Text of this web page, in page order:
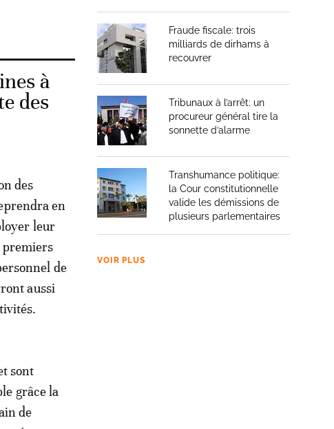
à
des
des
en
leur
premiers
de
aussi
sont
grâce la
de
Fraude fiscale: trois
milliards de dirhams à
recouvrer
Tribunaux à l’arrêt: un
procureur général tire la
sonnette d’alarme
Transhumance politique:
la Cour constitutionnelle
valide les démissions de
plusieurs parlementaires
VOIR PLUS